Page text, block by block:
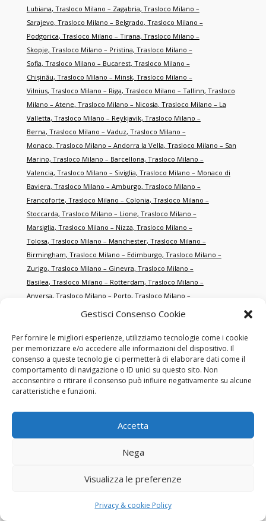
Gestisci Consenso Cookie
Per fornire le migliori esperienze, utilizziamo tecnologie come i cookie
per memorizzare e/o accedere alle informazioni del dispositivo. Il
consenso a queste tecnologie ci permetterà di elaborare dati come il
comportamento di navigazione o ID unici su questo sito. Non
acconsentire o ritirare il consenso può influire negativamente su alcune
caratteristiche e funzioni.
Accetta
Nega
Visualizza le preferenze
Privacy & cookie Policy
Lubiana, Trasloco Milano – Zagabria, Trasloco Milano –
Sarajevo, Trasloco Milano – Belgrado, Trasloco Milano –
Podgorica, Trasloco Milano – Tirana, Trasloco Milano –
Skopje, Trasloco Milano – Pristina, Trasloco Milano –
Sofia, Trasloco Milano – Bucarest, Trasloco Milano –
Chişinău, Trasloco Milano – Minsk, Trasloco Milano –
Vilnius, Trasloco Milano – Riga, Trasloco Milano – Tallinn, Trasloco
Milano – Atene, Trasloco Milano – Nicosia, Trasloco Milano – La
Valletta, Trasloco Milano – Reykjavik, Trasloco Milano –
Berna, Trasloco Milano – Vaduz, Trasloco Milano –
Monaco, Trasloco Milano – Andorra la Vella, Trasloco Milano – San
Marino, Trasloco Milano – Barcellona, Trasloco Milano –
Valencia, Trasloco Milano – Siviglia, Trasloco Milano – Monaco di
Baviera, Trasloco Milano – Amburgo, Trasloco Milano –
Francoforte, Trasloco Milano – Colonia, Trasloco Milano –
Stoccarda, Trasloco Milano – Lione, Trasloco Milano –
Marsiglia, Trasloco Milano – Nizza, Trasloco Milano –
Tolosa, Trasloco Milano – Manchester, Trasloco Milano –
Birmingham, Trasloco Milano – Edimburgo, Trasloco Milano –
Zurigo, Trasloco Milano – Ginevra, Trasloco Milano –
Basilea, Trasloco Milano – Rotterdam, Trasloco Milano –
Anversa, Trasloco Milano – Porto, Trasloco Milano –
Trasloco Milano –
Graz,Trasloco Milano – Salonicco,Trasloco Milano –
Smirne,Trasloco Milano – Istanbul,Trasloco Milano –
Antalya,Trasloco Milano – Dubai, Trasloco Milano – Abu
Dhabi,Trasloco Milano – Doha, Trasloco Milano –
Singapore, Trasloco Milano – Hong Kong
Trasloco Milano – Pechino
Trasloco Milano – Washington
Trasloco Milano –